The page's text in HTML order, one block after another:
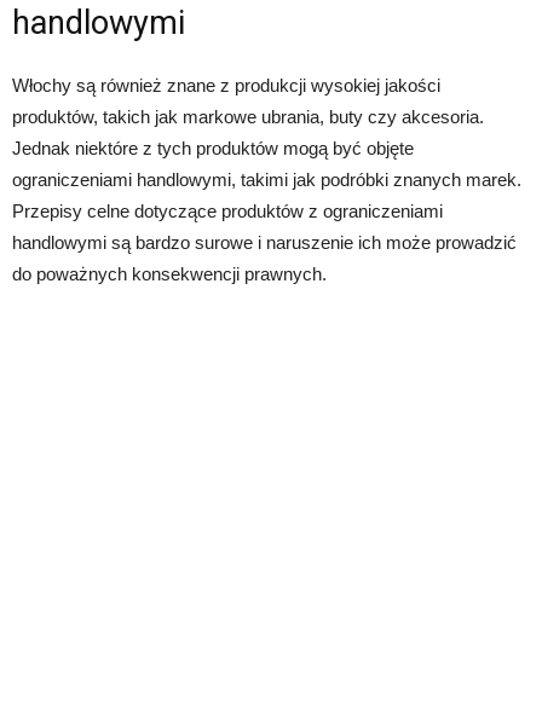
handlowymi
Włochy są również znane z produkcji wysokiej jakości
produktów, takich jak markowe ubrania, buty czy akcesoria.
Jednak niektóre z tych produktów mogą być objęte
ograniczeniami handlowymi, takimi jak podróbki znanych marek.
Przepisy celne dotyczące produktów z ograniczeniami
handlowymi są bardzo surowe i naruszenie ich może prowadzić
do poważnych konsekwencji prawnych.